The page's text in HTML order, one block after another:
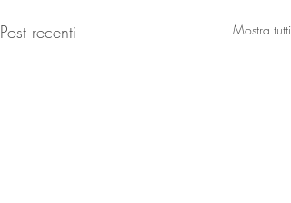
Post recenti Mostra tutti